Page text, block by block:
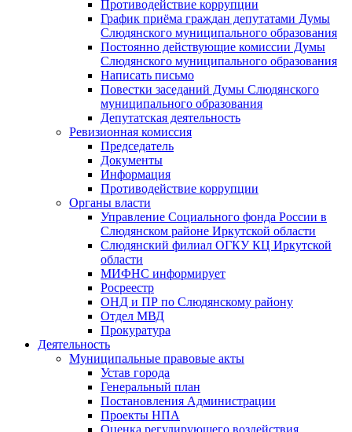
Противодействие коррупции
График приёма граждан депутатами Думы
Слюдянского муниципального образования
Постоянно действующие комиссии Думы
Слюдянского муниципального образования
Написать письмо
Повестки заседаний Думы Слюдянского
муниципального образования
Депутатская деятельность
Ревизионная комиссия
Председатель
Документы
Информация
Противодействие коррупции
Органы власти
Управление Социального фонда России в
Слюдянском районе Иркутской области
Слюдянский филиал ОГКУ КЦ Иркутской
области
МИФНС информирует
Росреестр
ОНД и ПР по Слюдянскому району
Отдел МВД
Прокуратура
Деятельность
Муниципальные правовые акты
Устав города
Генеральный план
Постановления Администрации
Проекты НПА